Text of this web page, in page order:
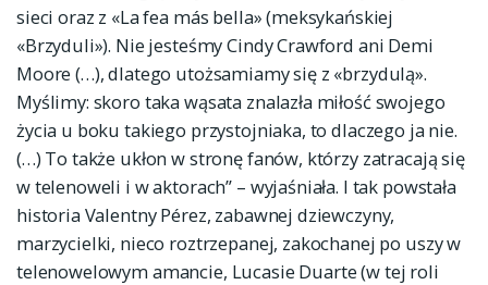
sieci oraz z «La fea más bella» (meksykańskiej
«Brzyduli»). Nie jesteśmy Cindy Crawford ani Demi
Moore (…), dlatego utożsamiamy się z «brzydulą».
Myślimy: skoro taka wąsata znalazła miłość swojego
życia u boku takiego przystojniaka, to dlaczego ja nie.
(…) To także ukłon w stronę fanów, którzy zatracają się
w telenoweli i w aktorach” – wyjaśniała. I tak powstała
historia Valentny Pérez, zabawnej dziewczyny,
marzycielki, nieco roztrzepanej, zakochanej po uszy w
telenowelowym amancie, Lucasie Duarte (w tej roli